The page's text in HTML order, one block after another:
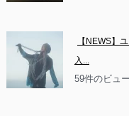
【NEWS】
入...
59件のビュー